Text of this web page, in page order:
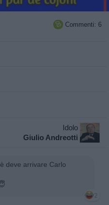
 Commenti: 6
Idolo
Giulio Andreotti
deve arrivare Carlo
2